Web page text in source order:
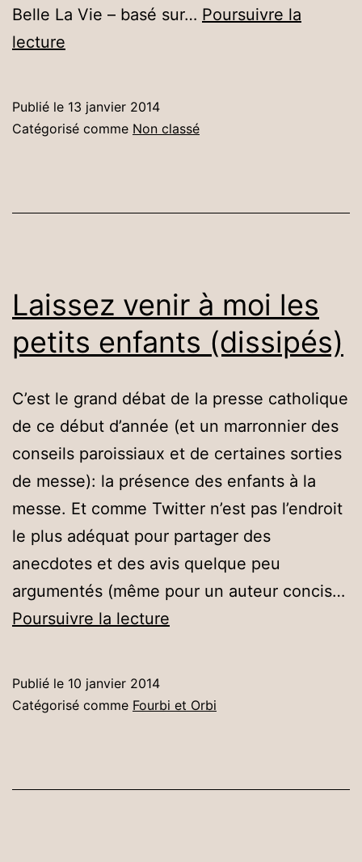
Belle La Vie – basé sur… Poursuivre la
lecture
du
Publié le 13 janvier 2014
Catégorisé comme Non classé
Laissez venir à moi les
petits enfants (dissipés)
C’est le grand débat de la presse catholique
de ce début d’année (et un marronnier des
conseils paroissiaux et de certaines sorties
de messe): la présence des enfants à la
messe. Et comme Twitter n’est pas l’endroit
le plus adéquat pour partager des
anecdotes et des avis quelque peu
argumentés (même pour un auteur concis…
Poursuivre la lecture
moi
Publié le 10 janvier 2014
Catégorisé comme Fourbi et Orbi